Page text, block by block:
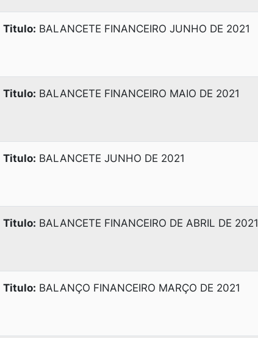
Titulo: BALANCETE FINANCEIRO JUNHO DE 2021
Titulo: BALANCETE FINANCEIRO MAIO DE 2021
Titulo: BALANCETE JUNHO DE 2021
Titulo: BALANCETE FINANCEIRO DE ABRIL DE 2021
Titulo: BALANÇO FINANCEIRO MARÇO DE 2021